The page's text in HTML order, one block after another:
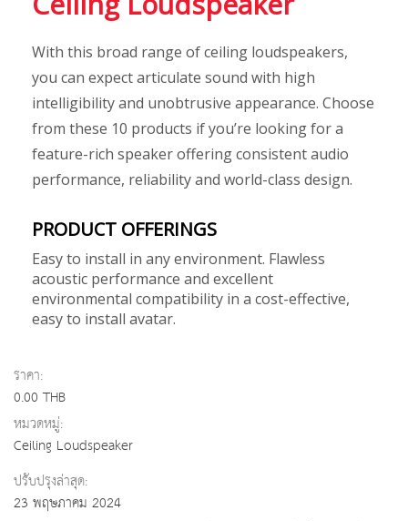
With this broad range of ceiling loudspeakers,
you can expect articulate sound with high
intelligibility and unobtrusive appearance. Choose
from these 10 products if you’re looking for a
feature-rich speaker offering consistent audio
performance, reliability and world-class design.
PRODUCT OFFERINGS
Easy to install in any environment. Flawless
acoustic performance and excellent
environmental compatibility in a cost-effective,
easy to install avatar.
ราคา:
0.00 THB
หมวดหมู่:
Ceiling Loudspeaker
ปรับปรุงล่าสุด:
23 พฤษภาคม 2024